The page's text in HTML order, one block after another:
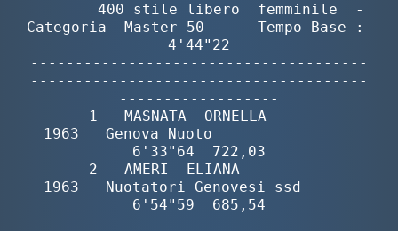
        400 stile libero  femminile  -
Categoria  Master 50      Tempo Base :
4'44"22
--------------------------------------
--------------------------------------
------------------
       1   MASNATA  ORNELLA
1963   Genova Nuoto
6'33"64  722,03
       2   AMERI  ELIANA
1963   Nuotatori Genovesi ssd
6'54"59  685,54